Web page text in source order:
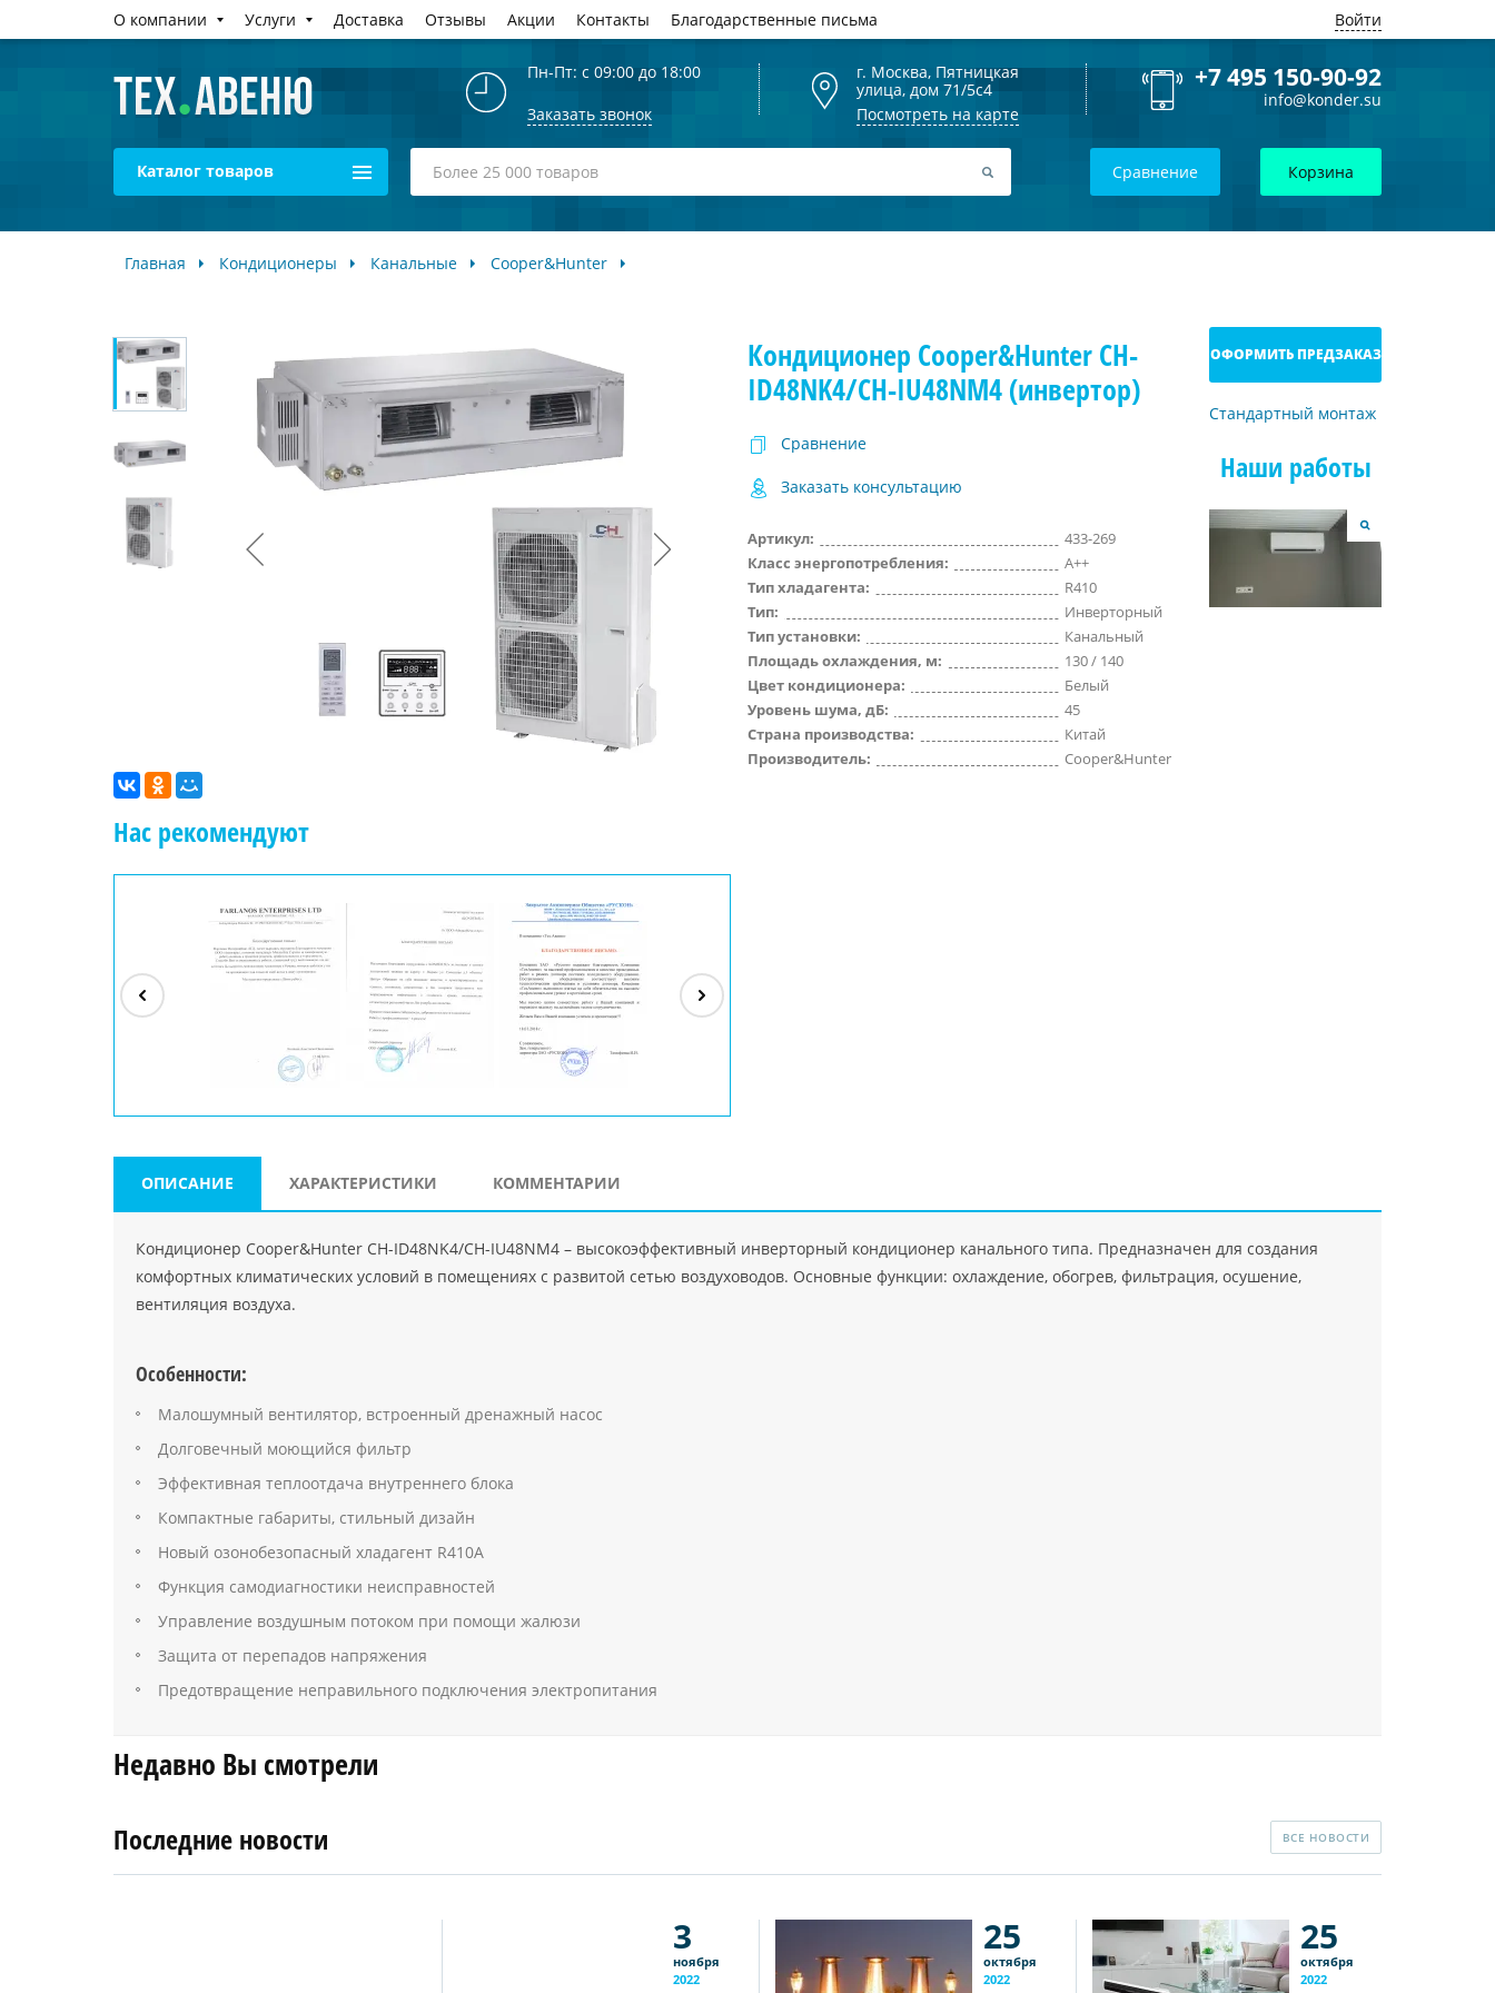
О компании Услуги Доставка Отзывы Акции Контакты Благодарственные письма Войти
Пн-Пт: с 09:00 до 18:00
Заказать звонок
г. Москва, Пятницкая
улица, дом 71/5с4
Посмотреть на карте
+7 495 150-90-92
info@konder.su
Каталог товаров Сравнение Корзина
Главная Кондиционеры Канальные Cooper&Hunter
Нас рекомендуют
">
Код PHP ">
"МидасМеталлАрт" PHP ">
Код PHP ">
Кондиционер Cooper&Hunter CH-
ID48NK4/CH-IU48NM4 (инвертор)
Сравнение
Заказать консультацию
Артикул:
433-269
Класс энергопотребления:
A++
Тип хладагента:
R410
Тип:
Инверторный
Тип установки:
Канальный
Площадь охлаждения, м:
130 / 140
Цвет кондиционера:
Белый
Уровень шума, дБ:
45
Страна производства:
Китай
Производитель:
Cooper&Hunter
ОФОРМИТЬ ПРЕДЗАКАЗ
Стандартный монтаж
Наши работы
ОПИСАНИЕ ХАРАКТЕРИСТИКИ КОММЕНТАРИИ
Кондиционер Cooper&Hunter CH-ID48NK4/CH-IU48NM4 – высокоэффективный инверторный кондиционер канального типа. Предназначен для создания
комфортных климатических условий в помещениях с развитой сетью воздуховодов. Основные функции: охлаждение, обогрев, фильтрация, осушение,
вентиляция воздуха.
Особенности:
Малошумный вентилятор, встроенный дренажный насос
Долговечный моющийся фильтр
Эффективная теплоотдача внутреннего блока
Компактные габариты, стильный дизайн
Новый озонобезопасный хладагент R410А
Функция самодиагностики неисправностей
Управление воздушным потоком при помощи жалюзи
Защита от перепадов напряжения
Предотвращение неправильного подключения электропитания
Недавно Вы смотрели
Последние новости ВСЕ НОВОСТИ
3
ноября
2022
25
октября
2022
25
октября
2022